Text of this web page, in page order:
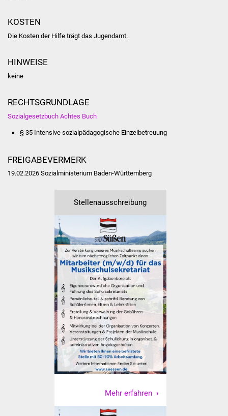
Volkshochschule
Jugendhaus
Stadtwerke
Suenergie
NETZMonitor
Gesundheit und Notfall
Ärzte und Apotheken
Pflege von Angehörigen
Hitzewarnung / UV-
Index
ÖPNV
KOSTEN
Die Kosten der Hilfe trägt das Jugendamt.
HINWEISE
keine
RECHTSGRUNDLAGE
Sozialgesetzbuch Achtes Buch
§ 35 Intensive sozialpädagogische Einzelbetreuung
FREIGABEVERMERK
19.02.2026 Sozialministerium Baden-Württemberg
Stellenausschreibung
Mehr erfahren